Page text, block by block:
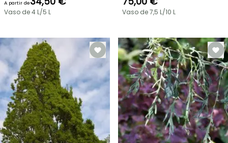
A partir de
Vaso de 4 L/5 L Vaso de 7,5 L/10 L